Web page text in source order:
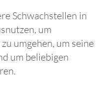
Schwachstellen in
um
umgehen, um seine
um beliebigen